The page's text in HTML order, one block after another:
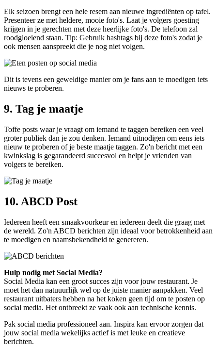
Elk seizoen brengt een hele resem aan nieuwe ingrediënten op tafel.
Presenteer ze met heldere, mooie foto's. Laat je volgers goesting
krijgen in je gerechten met deze heerlijke foto's. De telefoon zal
roodgloeiend staan. Tip: Gebruik hashtags bij deze foto's zodat je
ook mensen aanspreekt die je nog niet volgen.
Dit is tevens een geweldige manier om je fans aan te moedigen iets
nieuws te proberen.
9. Tag je maatje
Toffe posts waar je vraagt om iemand te taggen bereiken een veel
groter publiek dan je zou denken. Iemand uitnodigen om eens iets
nieuw te proberen of je beste maatje taggen. Zo'n bericht met een
kwinkslag is gegarandeerd succesvol en helpt je vrienden van
volgers te bereiken.
10. ABCD Post
Iedereen heeft een smaakvoorkeur en iedereen deelt die graag met
de wereld. Zo'n ABCD berichten zijn ideaal voor betrokkenheid aan
te moedigen en naamsbekendheid te genereren.
Hulp nodig met Social Media?
Social Media kan een groot succes zijn voor jouw restaurant. Je
moet het dan natuuurlijk wel op de juiste manier aanpakken. Veel
restaurant uitbaters hebben na het koken geen tijd om te posten op
social media. Het ontbreekt ze vaak ook aan technische kennis.
Pak social media professioneel aan. Inspira kan ervoor zorgen dat
jouw social media wekelijks actief is met leuke en creatieve
berichten.